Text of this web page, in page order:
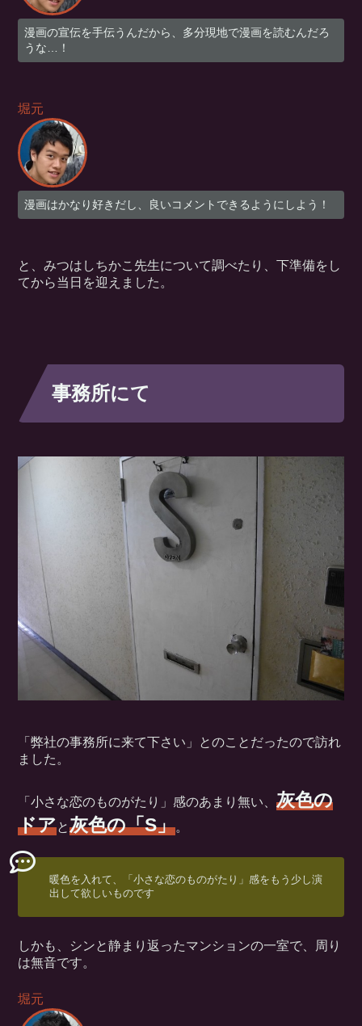
漫画の宣伝を手伝うんだから、多分現地で漫画を読むんだろ
うな…！
堀元
漫画はかなり好きだし、良いコメントできるようにしよう！
と、みつはしちかこ先生について調べたり、下準備をし
てから当日を迎えました。
事務所にて
「弊社の事務所に来て下さい」とのことだったので訪れ
ました。
「小さな恋のものがたり」感のあまり無い、灰色の
ドアと灰色の「S」。
暖色を入れて、「小さな恋のものがたり」感をもう少し演
出して欲しいものです
しかも、シンと静まり返ったマンションの一室で、周り
は無音です。
堀元